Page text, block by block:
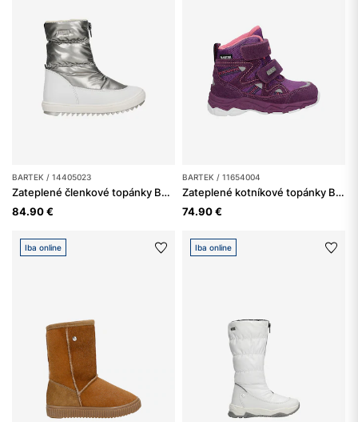
BARTEK / 14405023
Zateplené členkové topánky BARTEK 14405023, pre dievčatá, strieborno-biele
84.90 €
BARTEK / 11654004
Zateplené kotníkové topánky BARTEK 11654004, pre dievčatá, fialové
74.90 €
Iba online Iba online